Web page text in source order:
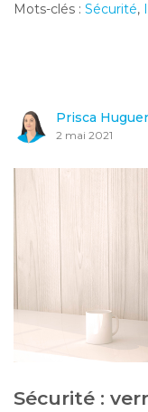
Mots-clés : Sécurité,
Prisca
2 mai 2021
Sécurité :